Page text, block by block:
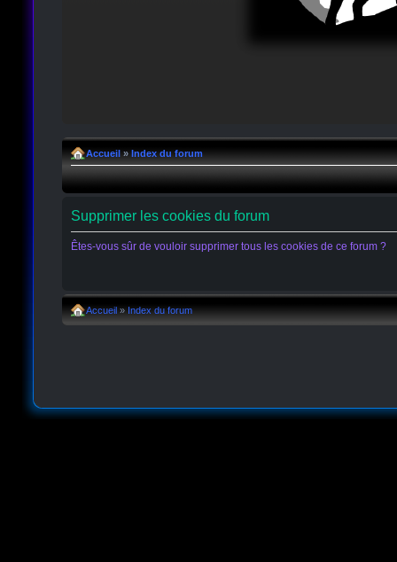
Accueil » Index du forum
Supprimer les cookies du forum
Êtes-vous sûr de vouloir supprimer tous les cookies de ce forum ?
Accueil » Index du forum